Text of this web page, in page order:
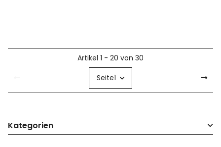
Artikel 1 - 20 von 30
Seite1
Kategorien